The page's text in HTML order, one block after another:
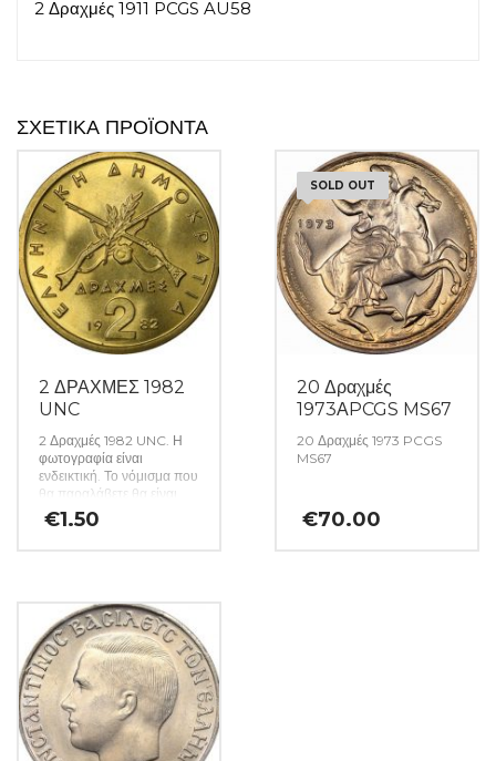
2 Δραχμές 1911 PCGS AU58
ΣΧΕΤΙΚΆ ΠΡΟΪΌΝΤΑ
2 ΔΡΑΧΜΕΣ 1982
UNC
2 Δραχμές 1982 UNC. Η
φωτογραφία είναι
ενδεικτική. Το νόμισμα που
θα παραλάβετε θα είναι
αυστηρώς ακυκλοφόρητο
από μασούρι τραπέζης.
€1.50
SOLD OUT
20 Δραχμές
1973ΑPCGS MS67
20 Δραχμές 1973 PCGS
MS67
€70.00